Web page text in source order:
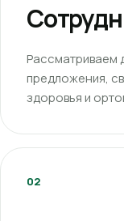
Рассматриваем
предложения,
здоровья и
02